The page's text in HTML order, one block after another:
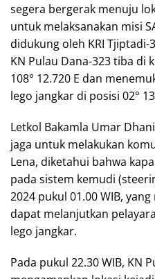
segera bergerak menuju
untuk melaksanakan misi
didukung oleh KRI Tjiptadi-
KN Pulau Dana-323 tiba di
108° 12.720 E dan
lego jangkar di posisi 02°
Letkol Bakamla Umar
jaga untuk melakukan
Lena, diketahui bahwa
pada sistem kemudi
2024 pukul 01.00 WIB,
dapat melanjutkan
lego jangkar.
Pada pukul 22.30 WIB, KN